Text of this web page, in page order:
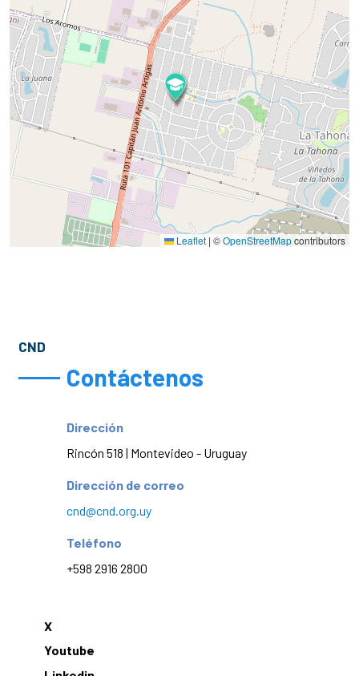
Leaflet | ©OpenStreetMapcontributors
CND
Contáctenos
Dirección
Rincón 518 | Montevideo - Uruguay
Dirección de correo
cnd@cnd.org.uy
Teléfono
+598 2916 2800
X
Youtube